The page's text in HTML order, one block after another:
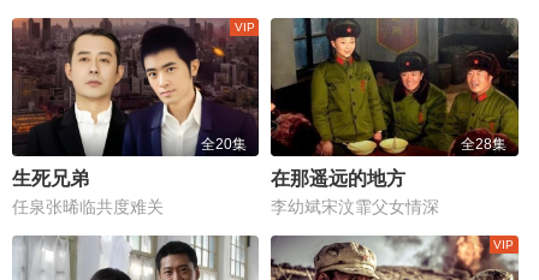
全20集
生死兄弟
任泉张晞临共度难关
全28集
在那遥远的地方
李幼斌宋汶霏父女情深